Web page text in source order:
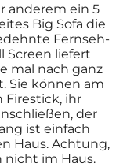
anderem ein 5
Big Sofa die
Fernseh-
Screen liefert
mal nach ganz
Sie können am
Firestick, ihr
der
ist einfach
Haus. Achtung,
nicht im Haus.